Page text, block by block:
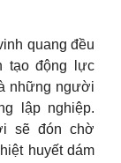
quang đều
tạo động lực
những người
lập nghiệp.
sẽ đón chờ
huyết dám